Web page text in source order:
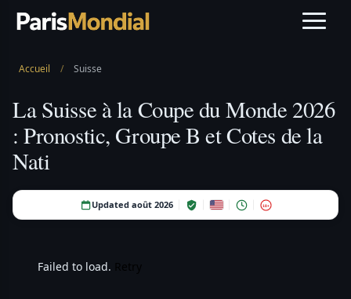
Accueil / Suisse
La Suisse à la Coupe du Monde 2026
: Pronostic, Groupe B et Cotes de la
Nati
Updated août 2026 18+
Failed to load.